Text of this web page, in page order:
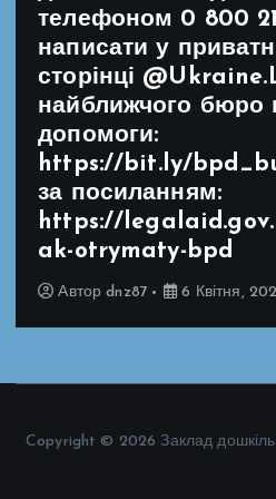
телефоном 0 800
написати у
сторінці
найближчого бюро
допомоги:
https://bit.ly/
за посиланням:
https://
ak-otrymaty-bpd
Авторdnz87 6 Квітня,
Copyright © 2026 Заклад